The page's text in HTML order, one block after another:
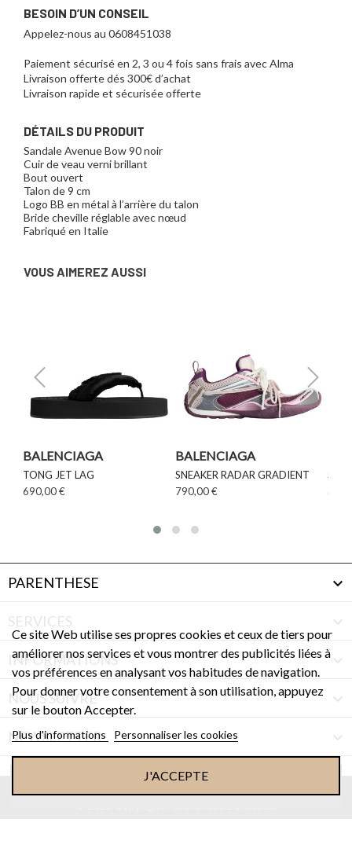
ACHETER MAINTENANT !
BESOIN D’UN CONSEIL
Appelez-nous au 0608451038
Paiement sécurisé en 2, 3 ou 4 fois sans frais avec Alma
Livraison offerte dés 300€ d’achat
Livraison rapide et sécurisée offerte
DÉTAILS DU PRODUIT
Sandale Avenue Bow 90 noir
Cuir de veau verni brillant
Bout ouvert
Talon de 9 cm
Logo BB en métal à l’arrière du talon
Bride cheville réglable avec nœud
Fabriqué en Italie
VOUS AIMEREZ AUSSI
BALENCIAGA
TONG JET LAG
690,00 €
BALENCIAGA
SNEAKER RADAR GRADIENT
790,00 €
OUT
PARENTHESE 
SERVICES 
INFORMATIONS 
Ce site Web utilise ses propres cookies et ceux de tiers pour
améliorer nos services et vous montrer des publicités liées à
vos préférences en analysant vos habitudes de navigation.
Pour donner votre consentement à son utilisation, appuyez
sur le bouton Accepter.
Plus d'informations Personnaliser les cookies
J'ACCEPTE
NOUS SUIVRE 
NEWSLETTER 